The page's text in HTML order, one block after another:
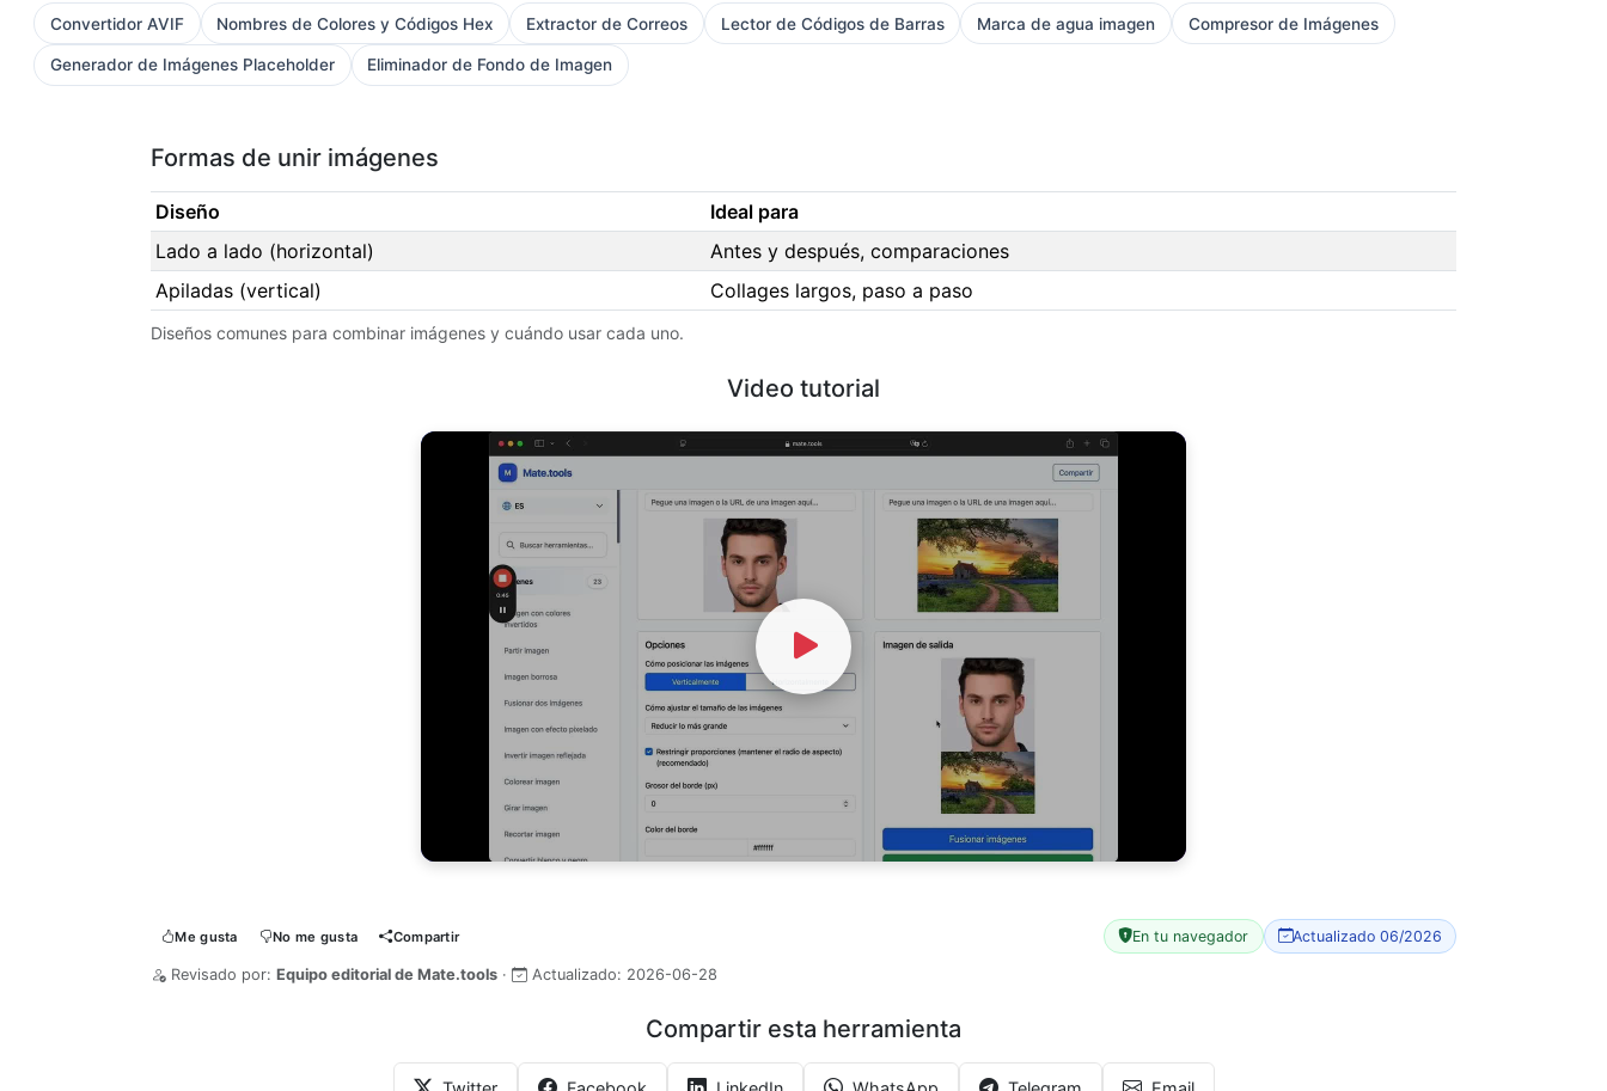
Convertidor AVIF Nombres de Colores y Códigos Hex Extractor de Correos Lector de Códigos de Barras Marca de agua imagen Compresor de Imágenes
Generador de Imágenes Placeholder Eliminador de Fondo de Imagen
Formas de unir imágenes
Diseño
Ideal para
Lado a lado (horizontal)
Antes y después, comparaciones
Apiladas (vertical)
Collages largos, paso a paso
Diseños comunes para combinar imágenes y cuándo usar cada uno.
Video tutorial
Watch Video
Me gusta No me gusta Compartir En tu navegador Actualizado 06/2026
Revisado por: Equipo editorial de Mate.tools · Actualizado: 2026-06-28
Compartir esta herramienta